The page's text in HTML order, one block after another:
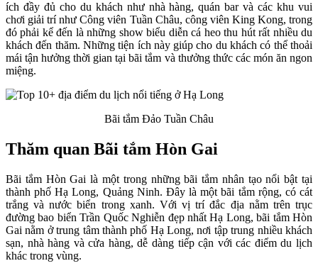
ích đầy đủ cho du khách như nhà hàng, quán bar và các khu vui
chơi giải trí như Công viên Tuần Châu, công viên King Kong, trong
đó phải kể đến là những show biểu diễn cá heo thu hút rất nhiều du
khách đến thăm. Những tiện ích này giúp cho du khách có thể thoải
mái tận hưởng thời gian tại bãi tắm và thưởng thức các món ăn ngon
miệng.
Bãi tắm Đảo Tuần Châu
Thăm quan Bãi tắm Hòn Gai
Bãi tắm Hòn Gai là một trong những bãi tắm nhân tạo nổi bật tại
thành phố Hạ Long, Quảng Ninh. Đây là một bãi tắm rộng, có cát
trắng và nước biển trong xanh. Với vị trí đắc địa nằm trên trục
đường bao biển Trần Quốc Nghiễn đẹp nhất Hạ Long, bãi tắm Hòn
Gai nằm ở trung tâm thành phố Hạ Long, nơi tập trung nhiều khách
sạn, nhà hàng và cửa hàng, dễ dàng tiếp cận với các điểm du lịch
khác trong vùng.